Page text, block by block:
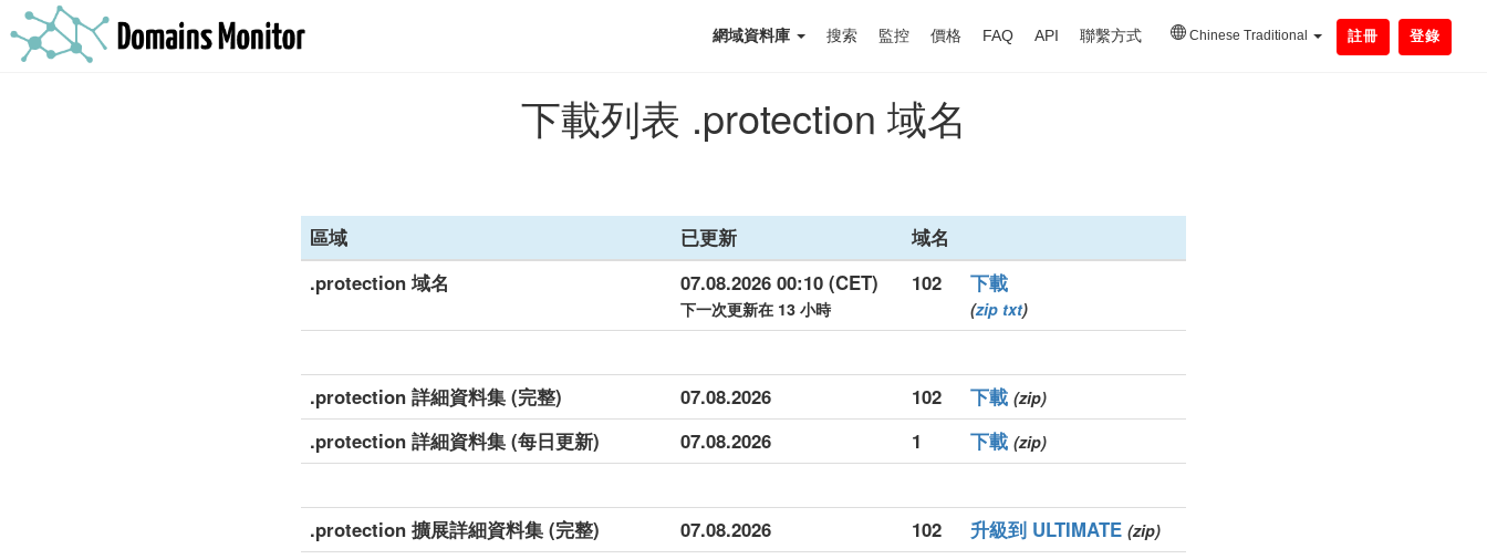
網域資料庫 搜索 監控 價格 FAQ API 聯繫方式 Chinese Traditional 註冊 登錄
下載列表 .protection 域名
區域 已更新
域名
.protection 域名
07.08.2026 00:10 (CET)
下一次更新在 13 小時
102 下載
(zip txt)
.protection 詳細資料集 (完整) 07.08.2026 102 下載 (zip)
.protection 詳細資料集 (每日更新) 07.08.2026 1 下載 (zip)
.protection 擴展詳細資料集 (完整) 07.08.2026 102 升級到 ULTIMATE (zip)